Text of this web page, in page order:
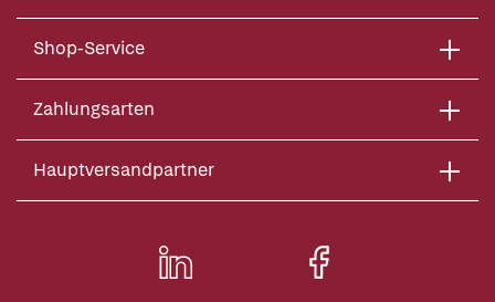
Shop-Service
Zahlungsarten
Hauptversandpartner